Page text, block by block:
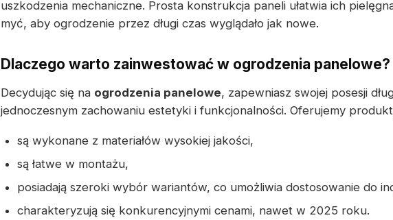
uszkodzenia mechaniczne. Prosta konstrukcja paneli ułatwia ich
myć, aby ogrodzenie przez długi czas wyglądało jak nowe.
Dlaczego warto zainwestować w ogrodzenia panelowe?
Decydując się na ogrodzenia panelowe, zapewniasz swojej posesji
jednoczesnym zachowaniu estetyki i funkcjonalności. Oferujemy
są wykonane z materiałów wysokiej jakości,
są łatwe w montażu,
posiadają szeroki wybór wariantów, co umożliwia dostosowanie do
charakteryzują się konkurencyjnymi cenami, nawet w 2025 roku.